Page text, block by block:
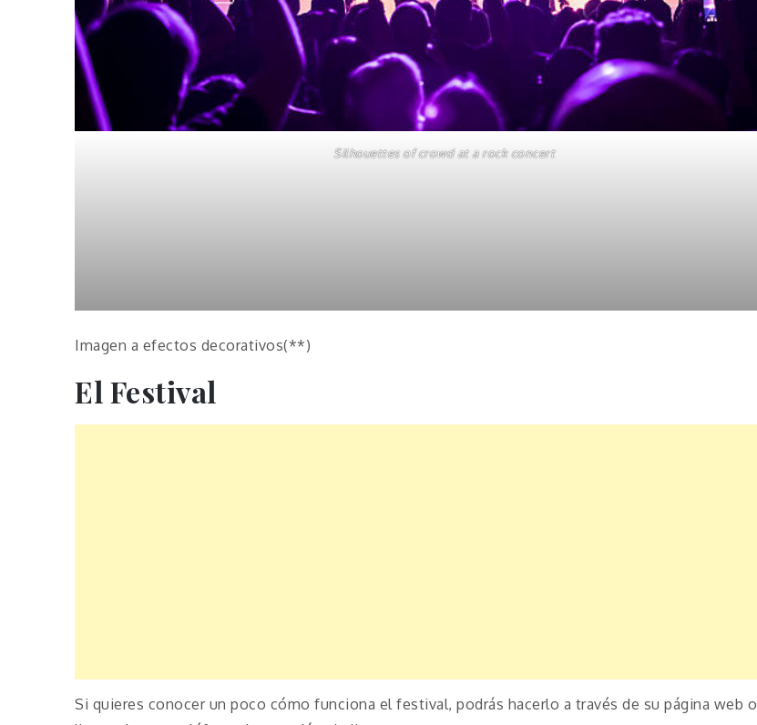
Silhouettes of crowd at a rock concert
Imagen a efectos decorativos(**)
El Festival
Si quieres conocer un poco cómo funciona el festival, podrás hacerlo a través de su página web o